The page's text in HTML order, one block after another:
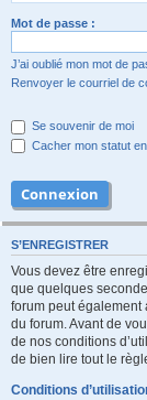
Mot de passe :
J’ai oublié mon mot de
Renvoyer le courriel de
Se souvenir de moi
Cacher mon statut
S’ENREGISTRER
Vous devez être
que quelques
forum peut
du forum. Avant de
de nos conditions
de bien lire tout le
Conditions